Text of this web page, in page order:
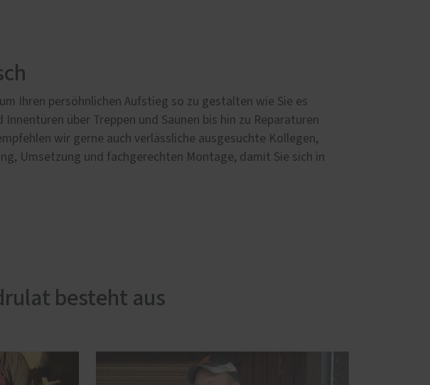
Ihren persöhnlichen Aufstieg so zu gestalten wie Sie es
über Treppen und Saunen bis hin zu Reparaturen
wir gerne auch verlässliche ausgesuchte Kollegen,
Umsetzung und fachgerechten Montage, damit Sie sich in
besteht aus